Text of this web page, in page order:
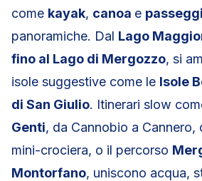
come kayak, canoa e
panoramiche. Dal Lago
fino al Lago di Mergozzo, si
isole suggestive come le Isole
di San Giulio. Itinerari slow
Genti, da Cannobio a Cannero,
mini-crociera, o il percorso
Montorfano, uniscono acqua,